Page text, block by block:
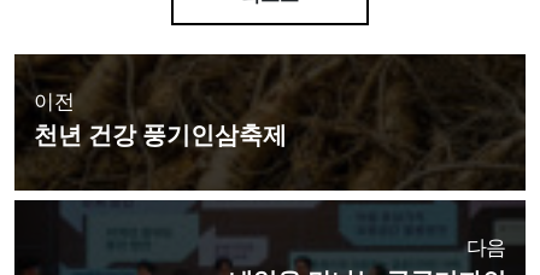
이전
천년 건강 풍기인삼축제
다음